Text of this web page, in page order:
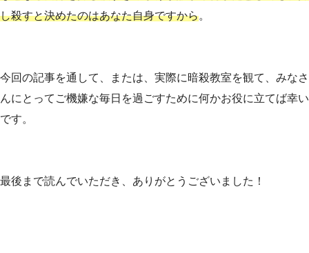
し殺すと決めたのはあなた自身ですから。
今回の記事を通して、または、実際に暗殺教室を観て、みなさ
んにとってご機嫌な毎日を過ごすために何かお役に立てば幸い
です。
最後まで読んでいただき、ありがとうございました！